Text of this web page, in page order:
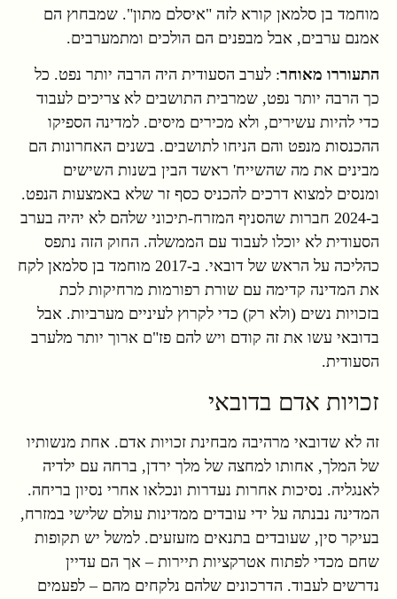
מוחמד בן סלמאן קורא לזה "איסלם מתון". שמבחוץ הם
אמנם ערבים, אבל מבפנים הם הולכים ומתמערבים.
התעוררו מאוחר: לערב הסעודית היה הרבה יותר נפט. כל
כך הרבה יותר נפט, שמרבית התושבים לא צריכים לעבוד
כדי להיות עשירים, ולא מכירים מיסים. למדינה הספיקו
ההכנסות מנפט והם הניחו לתושבים. בשנים האחרונות הם
מבינים את מה שהשייח' ראשד הבין בשנות השישים
ומנסים למצוא דרכים להכניס כסף זר שלא באמצעות הנפט.
ב-2024 חברות שהסניף המזרח-תיכוני שלהם לא יהיה בערב
הסעודית לא יוכלו לעבוד עם הממשלה. החוק הזה נתפס
כהליכה על הראש של דובאי. ב-2017 מוחמד בן סלמאן לקח
את המדינה קדימה עם שורת רפורמות מרחיקות לכת
בזכויות נשים (ולא רק) כדי לקרוץ לעיניים מערביות. אבל
בדובאי עשו את זה קודם ויש להם פז"ם ארוך יותר מלערב
הסעודית.
זכויות אדם בדובאי
זה לא שדובאי מרהיבה מבחינת זכויות אדם. אחת מנשותיו
של המלך, אחותו למחצה של מלך ירדן, ברחה עם ילדיה
לאנגליה. נסיכות אחרות נעדרות ונכלאו אחרי נסיון בריחה.
המדינה נבנתה על ידי עובדים ממדינות עולם שלישי במזרח,
בעיקר סין, שעובדים בתנאים מזעזעים. למשל יש תקופות
שחם מכדי לפתוח אטרקציות תיירות – אך הם עדיין
נדרשים לעבוד. הדרכונים שלהם נלקחים מהם – לפעמים